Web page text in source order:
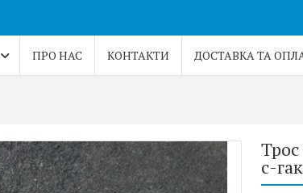
ПРО НАС КОНТАКТИ ДОСТАВКА ТА
с-